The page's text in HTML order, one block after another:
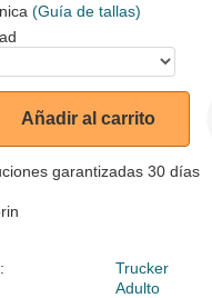
(Guía de tallas)
Añadir al carrito
garantizadas 30 días
Trucker
Adulto